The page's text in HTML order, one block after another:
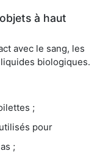
à haut
avec le sang, les
biologiques.
;
pour
;